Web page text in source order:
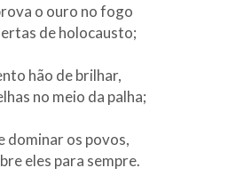
o ouro no fogo
de holocausto;
hão de brilhar,
no meio da palha;
dominar os povos,
eles para sempre.